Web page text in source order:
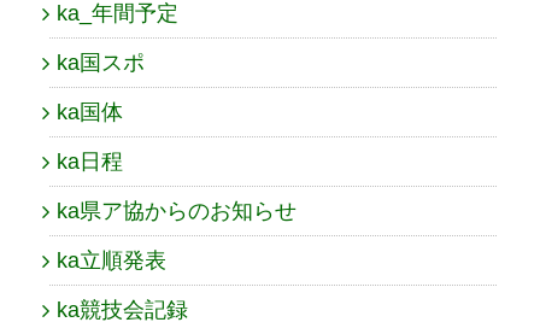
ka_年間予定
ka国スポ
ka国体
ka日程
ka県ア協からのお知らせ
ka立順発表
ka競技会記録